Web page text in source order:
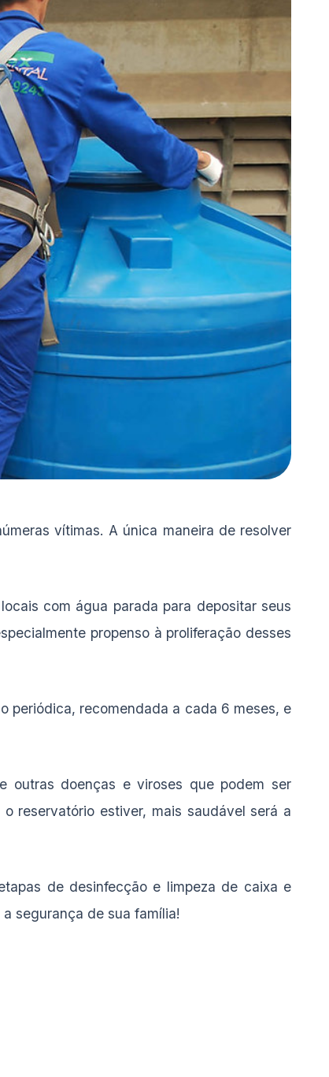
vítimas. A única maneira de resolver
com água parada para depositar seus
propenso à proliferação desses
periódica, recomendada a cada 6 meses, e
outras doenças e viroses que podem ser
reservatório estiver, mais saudável será a
de desinfecção e limpeza de caixa e
segurança de sua família!